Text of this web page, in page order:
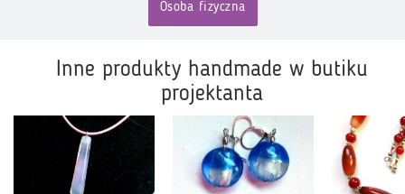
Osoba fizyczna
Inne produkty handmade w butiku
projektanta